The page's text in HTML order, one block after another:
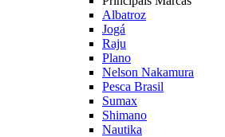
Albatroz
Jogá
Raju
Plano
Nelson Nakamura
Pesca Brasil
Sumax
Shimano
Nautika